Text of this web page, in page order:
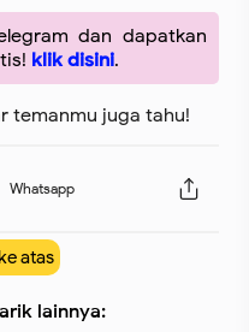
dan dapatkan
klik disini.
temanmu juga tahu!
atas
lainnya: